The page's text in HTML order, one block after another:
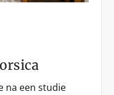
na een studie